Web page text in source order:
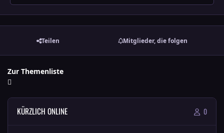
Teilen Mitglieder, die folgen
Zur Themenliste
KÜRZLICH ONLINE 0